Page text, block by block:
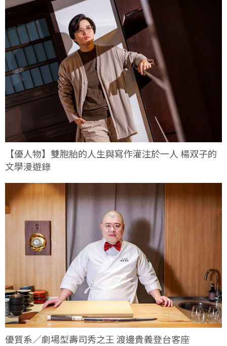
【優人物】雙胞胎的人生與寫作灌注於一人 楊双子的
文學漫遊錄
優質系／劇場型壽司秀之王 渡邊貴義登台客座